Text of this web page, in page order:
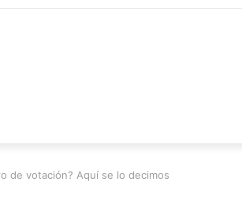
de votación? Aquí se lo decimos